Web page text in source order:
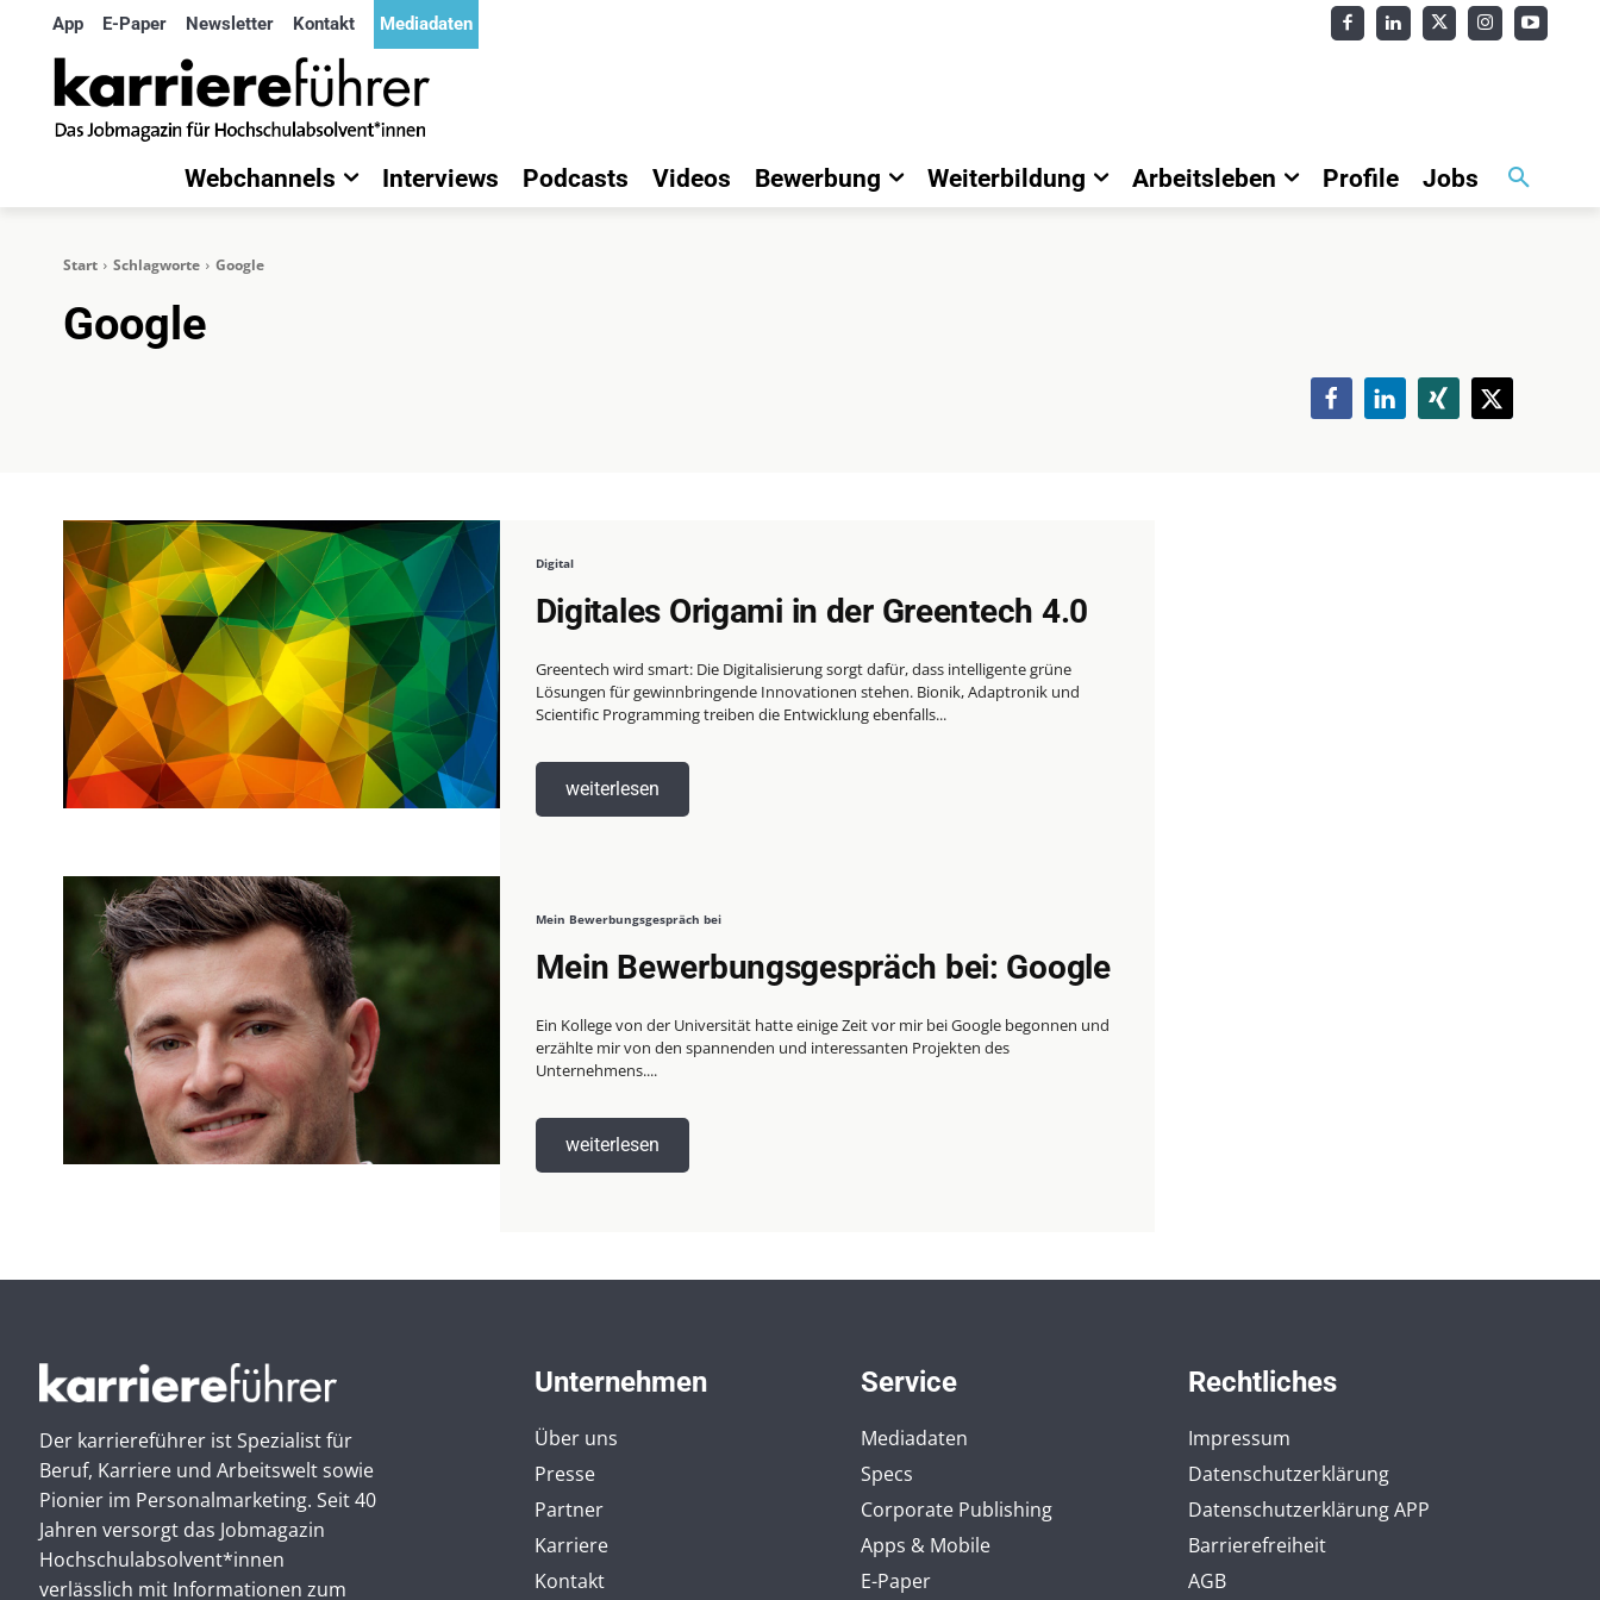
App E-Paper Newsletter Kontakt Mediadaten
Webchannels Interviews Podcasts Videos Bewerbung Weiterbildung Arbeitsleben Profile Jobs
Start Schlagworte Google
Google
Digital
Digitales Origami in der Greentech 4.0
Greentech wird smart: Die Digitalisierung sorgt dafür, dass intelligente grüne
Lösungen für gewinnbringende Innovationen stehen. Bionik, Adaptronik und
Scientific Programming treiben die Entwicklung ebenfalls...
weiterlesen
Mein Bewerbungsgespräch bei
Mein Bewerbungsgespräch bei: Google
Ein Kollege von der Universität hatte einige Zeit vor mir bei Google begonnen und
erzählte mir von den spannenden und interessanten Projekten des
Unternehmens....
weiterlesen
Der karriereführer ist Spezialist für
Beruf, Karriere und Arbeitswelt sowie
Pionier im Personal­marketing. Seit 40
Jahren versorgt das Jobmagazin
Hochschul­absolvent*innen
verlässlich mit Informationen zum
Unternehmen
Über uns
Presse
Partner
Karriere
Kontakt
Service
Mediadaten
Specs
Corporate Publishing
Apps & Mobile
E-Paper
Rechtliches
Impressum
Datenschutzerklärung
Datenschutzerklärung APP
Barrierefreiheit
AGB